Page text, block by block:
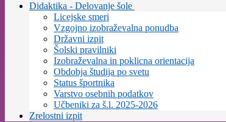
Didaktika - Delovanje šole
Licejske smeri
Vzgojno izobraževalna ponudba
Državni izpit
Šolski pravilniki
Izobraževalna in poklicna orientacija
Obdobja študija po svetu
Status športnika
Varstvo osebnih podatkov
Učbeniki za š.l. 2025-2026
Zrelostni izpit